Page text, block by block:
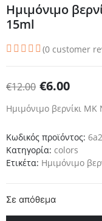
Ημιμόνιμο
15ml
(0 customer
€12.00 €6.00
Ημιμόνιμο βερνίκι
Κωδικός προϊόντος:
Κατηγορία: colors
Ετικέτα: Ημιμόνιμο
Σε απόθεμα